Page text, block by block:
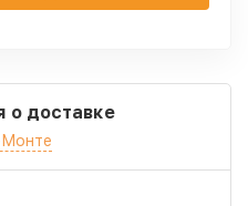
о доставке